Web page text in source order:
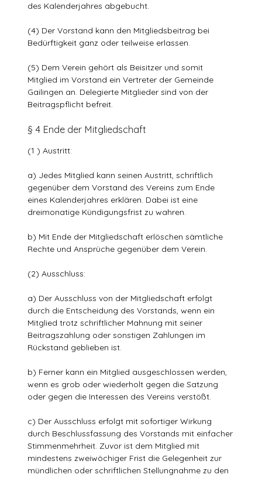
des Kalenderjahres abgebucht.
(4) Der Vorstand kann den Mitgliedsbeitrag bei
Bedürftigkeit ganz oder teilweise erlassen.
(5) Dem Verein gehört als Beisitzer und somit
Mitglied im Vorstand ein Vertreter der Gemeinde
Gailingen an. Delegierte Mitglieder sind von der
Beitragspflicht befreit.
§ 4 Ende der Mitgliedschaft
(1 ) Austritt:
a) Jedes Mitglied kann seinen Austritt, schriftlich
gegenüber dem Vorstand des Vereins zum Ende
eines Kalenderjahres erklären. Dabei ist eine
dreimonatige Kündigungsfrist zu wahren.
b) Mit Ende der Mitgliedschaft erlöschen sämtliche
Rechte und Ansprüche gegenüber dem Verein.
(2) Ausschluss:
a) Der Ausschluss von der Mitgliedschaft erfolgt
durch die Entscheidung des Vorstands, wenn ein
Mitglied trotz schriftlicher Mahnung mit seiner
Beitragszahlung oder sonstigen Zahlungen im
Rückstand geblieben ist.
b) Ferner kann ein Mitglied ausgeschlossen werden,
wenn es grob oder wiederholt gegen die Satzung
oder gegen die Interessen des Vereins verstößt.
c) Der Ausschluss erfolgt mit sofortiger Wirkung
durch Beschlussfassung des Vorstands mit einfacher
Stimmenmehrheit. Zuvor ist dem Mitglied mit
mindestens zweiwöchiger Frist die Gelegenheit zur
mündlichen oder schriftlichen Stellungnahme zu den